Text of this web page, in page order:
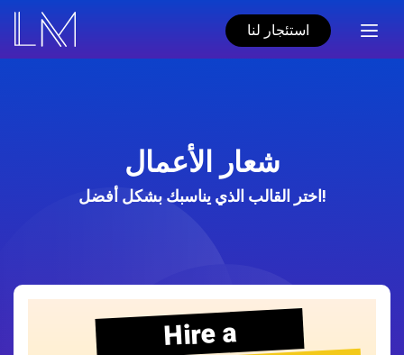
استئجار لنا
شعار الأعمال
اختر القالب الذي يناسبك بشكل أفضل!
Hire a